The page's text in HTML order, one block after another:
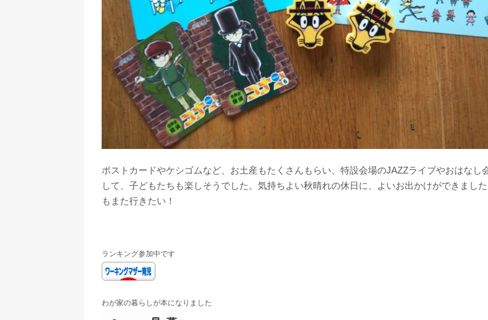
ポストカードやケシゴムなど、お土産もたくさんもらい、特設会場のJAZZライブやおはなし
して、子どもたちも楽しそうでした。気持ちよい秋晴れの休日に、よいお出かけができまし
もまた行きたい！
ランキング参加中です
わが家の暮らしが本になりました